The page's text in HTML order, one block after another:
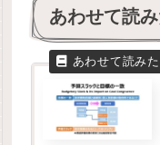
あわせて読